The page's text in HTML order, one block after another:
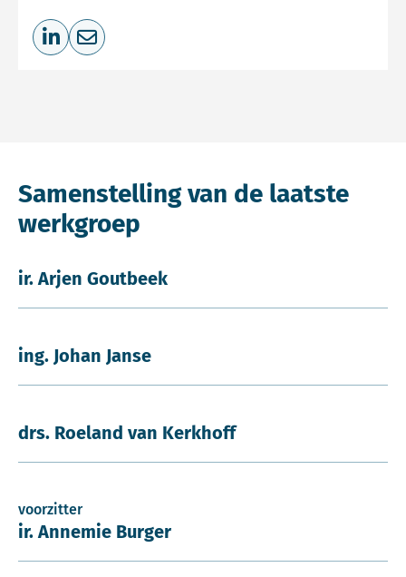
Deel op LinkedIn
Deel via e-mail
Samenstelling van de laatste
werkgroep
ir. Arjen Goutbeek
ing. Johan Janse
drs. Roeland van Kerkhoff
voorzitter
ir. Annemie Burger